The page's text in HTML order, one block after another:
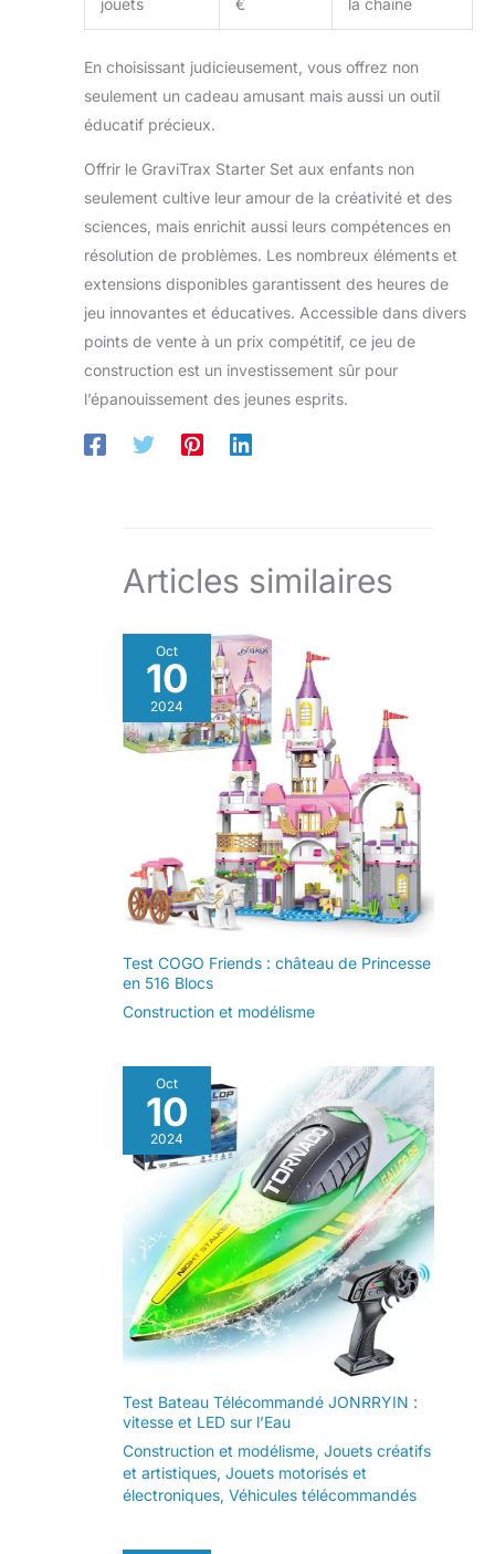
stimulent également la
des enfants.
création et l'imagination
En choisissant judicieusement, vous offrez non
seulement un cadeau amusant mais aussi un outil
éducatif précieux.
Offrir le GraviTrax Starter Set aux enfants non
seulement cultive leur amour de la créativité et des
sciences, mais enrichit aussi leurs compétences en
résolution de problèmes. Les nombreux éléments et
extensions disponibles garantissent des heures de
jeu innovantes et éducatives. Accessible dans divers
points de vente à un prix compétitif, ce jeu de
construction est un investissement sûr pour
l’épanouissement des jeunes esprits.
Articles similaires
Oct
10
2024
Test COGO Friends : château de Princesse
en 516 Blocs
Construction et modélisme
Oct
10
2024
Test Bateau Télécommandé JONRRYIN :
vitesse et LED sur l’Eau
Construction et modélisme, Jouets créatifs
et artistiques, Jouets motorisés et
électroniques, Véhicules télécommandés